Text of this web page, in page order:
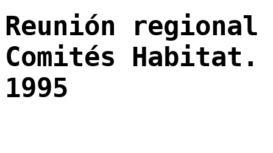
Reunión
Comités Habitat.
1995